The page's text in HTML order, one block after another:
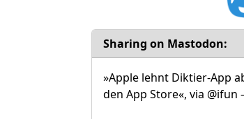
Sharing on Mastodon:
»Apple lehnt Diktier-App
den App Store«, via